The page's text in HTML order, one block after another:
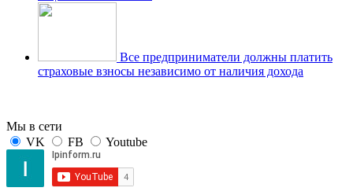
Все предприниматели должны платить
страховые взносы независимо от наличия дохода
Мы в сети
VK
FB Youtube